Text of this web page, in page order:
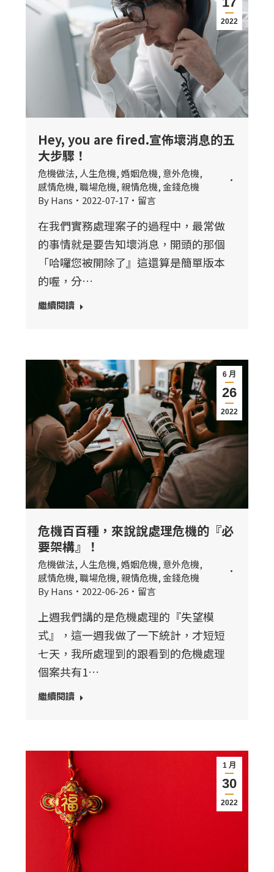
2022
Hey, you are fired.宣佈壞消息的五
大步驟！
危機做法, 人生危機,婚姻危機, 意外危機,
感情危機,職場危機,親情危機,金錢危機
ByHans 2022-07-17 留言
在我們實務處理案子的過程中，最常做
的事情就是要告知壞消息，開頭的那個
「哈囉您被開除了』這還算是簡單版本
的喔，分…
繼續閱讀
6 月
26
2022
危機百百種，來說說處理危機的『必
要架構』！
危機做法, 人生危機,婚姻危機, 意外危機,
感情危機,職場危機,親情危機,金錢危機
ByHans 2022-06-26 留言
上週我們講的是危機處理的『失望模
式』，這一週我做了一下統計，才短短
七天，我所處理到的跟看到的危機處理
個案共有1…
繼續閱讀
1 月
30
2022